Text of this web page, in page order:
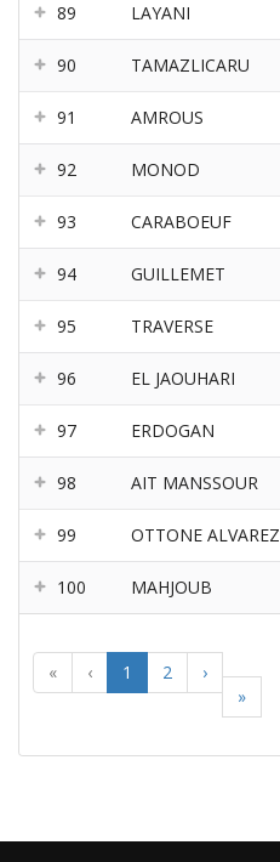
« ‹ 1 2
›
»
89 LAYANI
90 TAMAZLICARU
91 AMROUS
92 MONOD
93 CARABOEUF
94 GUILLEMET
95 TRAVERSE
96 EL JAOUHARI
97 ERDOGAN
98 AIT MANSSOUR
99 OTTONE ALVAREZ
100 MAHJOUB